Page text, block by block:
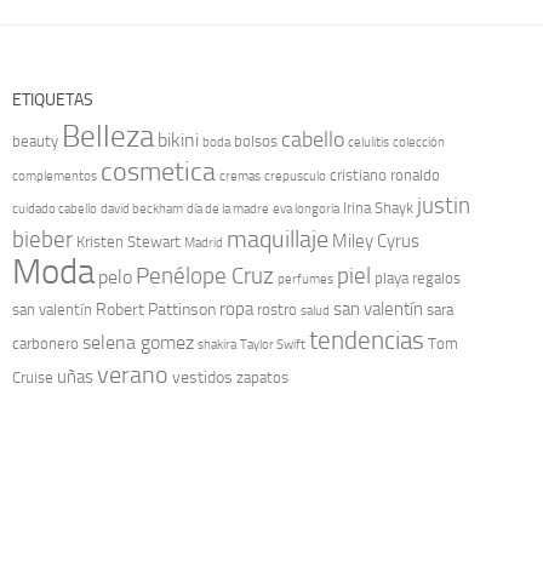
ETIQUETAS
beauty Belleza bikini boda bolsos cabello celulitis colección
complementos cosmetica cremas crepusculo cristiano ronaldo
cuidado cabello david beckham día de la madre eva longoria Irina Shayk justin
bieber Kristen Stewart Madrid maquillaje Miley Cyrus
Moda pelo Penélope Cruz perfumes piel playa regalos
san valentín Robert Pattinson ropa rostro salud san valentín sara
carbonero selena gomez shakira Taylor Swift tendencias Tom
Cruise uñasverano vestidos zapatos